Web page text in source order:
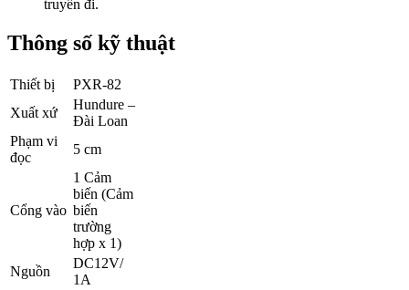
truyền đi.
Thông số kỹ thuật
Thiết bị
PXR-82
Xuất xứ
Hundure –
Đài Loan
Phạm vi
đọc
5 cm
Cổng vào
1 Cảm
biến (Cảm
biến
trường
hợp x 1)
Nguồn
DC12V/
1A